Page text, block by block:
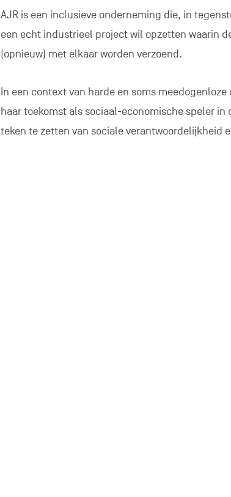
AJR is een inclusieve onderneming die, in
een echt industrieel project wil opzetten waarin
(opnieuw) met elkaar worden verzoend.
In een context van harde en soms
haar toekomst als sociaal-economische speler
teken te zetten van sociale verantwoordelijkheid